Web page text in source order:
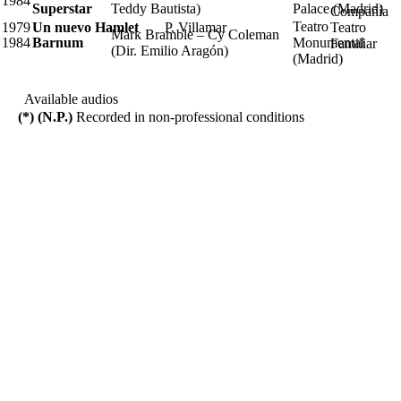
1979Un nuevo Hamlet P. Villamar
Compañía
Teatro
Familiar
Superstar
Teddy Bautista)
Palace (Madrid)
1984Barnum
Mark Bramble – Cy Coleman
(Dir. Emilio Aragón)
Teatro
Monumental
(Madrid)
Available audios
(*) (N.P.) Recorded in non-professional conditions